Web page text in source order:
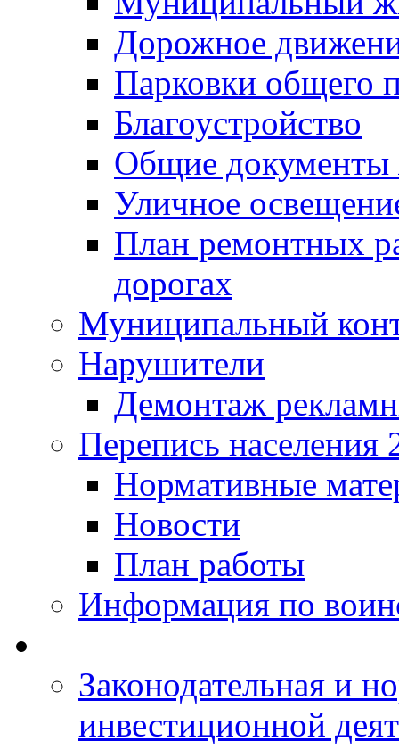
Дорожное
Парковки общего
Благоустройство
Общие
Уличное
План ремонтных
дорогах
Муниципальный
Нарушители
Демонтаж
Перепись населения
Нормативные
Новости
План работы
Информация по
Законодательная и
инвестиционной